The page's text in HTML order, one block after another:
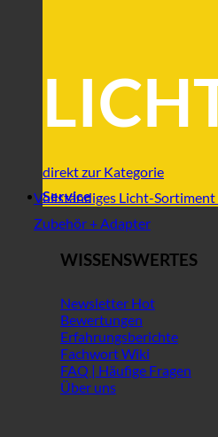
direkt zur Kategorie
Vollständiges Licht-Sortiment
Zubehör + Adapter
Service
WISSENSWERTES
Newsletter
Bewertungen
Erfahrungsberichte
Fachwort Wiki
FAQ | Häufige Fragen
Über uns